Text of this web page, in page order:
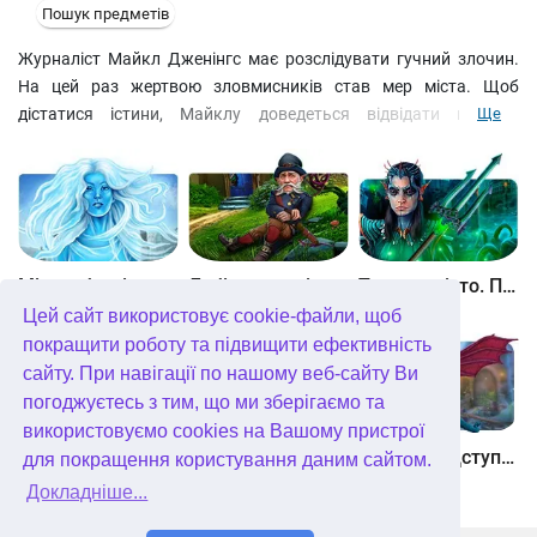
Цей сайт використовує cookie-файли, щоб
покращити роботу та підвищити ефективність
сайту. При навігації по нашому веб-сайту Ви
погоджуєтесь з тим, що ми зберігаємо та
використовуємо cookies на Вашому пристрої
для покращення користування даним сайтом.
Докладніше...
Пошук предметів
Журналіст Майкл Дженінгс має розслідувати гучний злочин.
На цей раз жертвою зловмисників став мер міста. Щоб
дістатися істини, Майклу доведеться відвідати поліцію,
інших куточків міста, про існування яких він раніше й не
підозрював. Ретельно досліджуючи знайдені докази у своїй
лабораторії, Майкл зможе дізнатися про шокуючі подробиці
цієї справи.
Ще
Таємне місто. Підводне царство. колекційне видання
Небесні землі. Пробудження гігантів. колекційне видання Загадки Нью-Йорка. Пробудження. колекційне видання Хімери. Підступи зла. колекційне видання